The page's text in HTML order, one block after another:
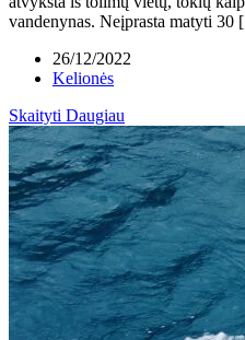
vandenynas. Neįprasta matyti
26/12/2022
Kelionės
Skaityti Daugiau